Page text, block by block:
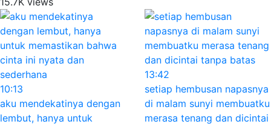
10:13
aku mendekatinya dengan
lembut, hanya untuk
13:42
setiap hembusan napasnya
di malam sunyi membuatku
merasa tenang dan dicintai